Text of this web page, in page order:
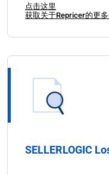
点击这里
获取关于Repricer的更多
SELLERLOGIC